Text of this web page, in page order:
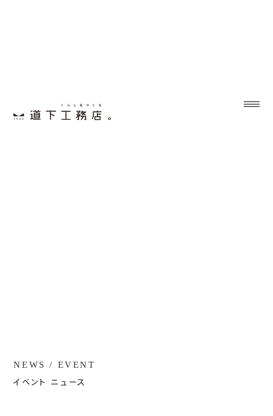
NEWS / EVENT
イベント ニュース